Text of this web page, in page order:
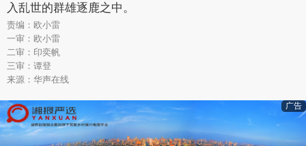
入乱世的群雄逐鹿之中。
责编：欧小雷
一审：欧小雷
二审：印奕帆
三审：谭登
来源：华声在线
广告